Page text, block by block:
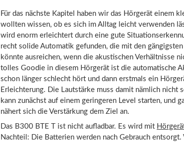
Für das nächste Kapitel haben wir das Hörgerät einem
wollten wissen, ob es sich im Alltag leicht verwenden
wird enorm erleichtert durch eine gute
recht solide Automatik gefunden, die mit den
könnte ausreichen, wenn die akustischen Verhältnisse
tolles Goodie in diesem Hörgerät ist die automatische
schon länger schlecht hört und dann erstmals ein
Erleichterung. Die Lautstärke muss damit nämlich
kann zunächst auf einem geringeren Level starten, und
nähert sich die Verstärkung dem Ziel an.
Das B300 BTE T ist nicht aufladbar. Es wird mit
Nachteil: Die Batterien werden nach Gebrauch